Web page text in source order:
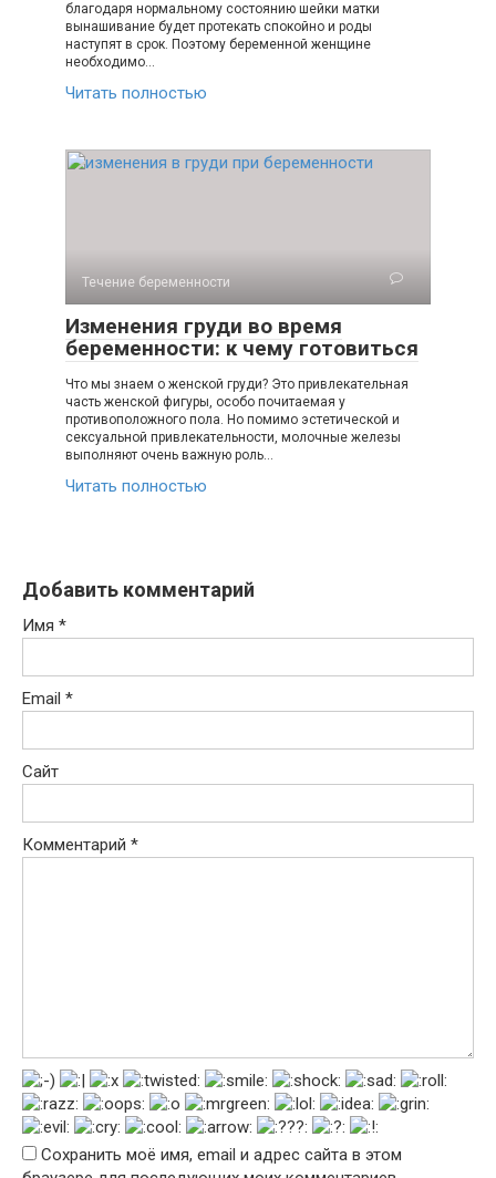
благодаря нормальному состоянию шейки матки
вынашивание будет протекать спокойно и роды
наступят в срок. Поэтому беременной женщине
необходимо…
Читать полностью
Течение беременности
Изменения груди во время
беременности: к чему готовиться
Что мы знаем о женской груди? Это привлекательная
часть женской фигуры, особо почитаемая у
противоположного пола. Но помимо эстетической и
сексуальной привлекательности, молочные железы
выполняют очень важную роль…
Читать полностью
Добавить комментарий
Имя *
Email *
Сайт
Комментарий *
Сохранить моё имя, email и адрес сайта в этом